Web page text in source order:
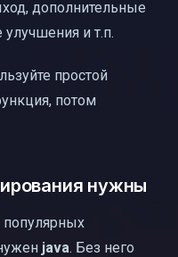
дополнительные
и т.п.
простой
потом
нужны
популярных
java. Без него